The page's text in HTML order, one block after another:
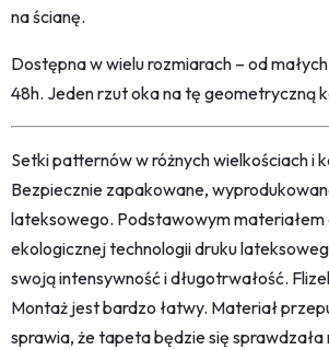
na ścianę.
Dostępna w wielu rozmiarach – od
48h. Jeden rzut oka na tę geometryczną
Setki patternów w różnych wielkościach i
Bezpiecznie zapakowane,
lateksowego. Podstawowym
ekologicznej technologii druku
swoją intensywność i długotrwałość.
Montaż jest bardzo łatwy. Materiał
sprawia, że tapeta będzie się